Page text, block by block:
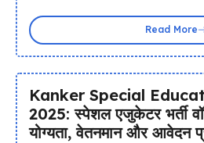
Read More
Kanker Special
2025: स्पेशल एजुकेटर भर्ती
योग्यता, वेतनमान और आवेदन